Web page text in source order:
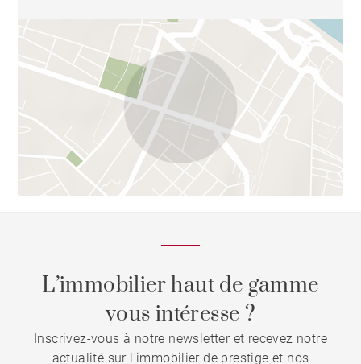
L’immobilier haut de gamme
vous intéresse ?
Inscrivez-vous à notre newsletter et recevez notre
actualité sur l'immobilier de prestige et nos